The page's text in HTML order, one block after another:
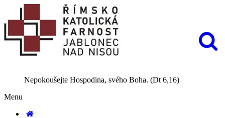
Nepokoušejte Hospodina, svého Boha. (Dt 6,16)
Menu